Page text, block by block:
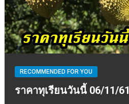
RECOMMENDED FOR YOU
ราคาทุเรียนวันนี้ 06/11/61